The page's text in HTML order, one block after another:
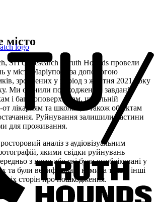
місто
SITU Research і Truth Hounds провели
у місті Маріуполь за допомогою
зроблених у період з жовтня 2021 року
Ми оцінили пошкодження, завдані
і багатоповерхівкам, цивільній
от лікарням та школам, а також об’єктам
Руйнування залишили частини
для проживання.
аналіз з аудіовізуальним
якими свідки руйнувань
з нами або які були опубліковані у
та були верифіковані нами, а також інші
сторін про пошкодження.